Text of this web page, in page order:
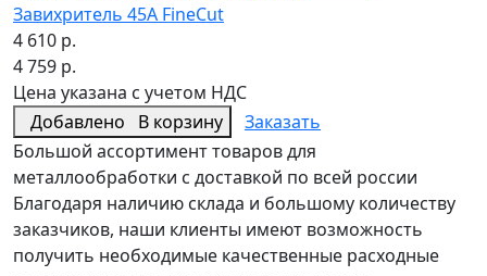
Завихритель 45А FineCut
4 610 р.
4 759 р.
Цена указана с учетом НДС
Добавлено
В корзину
Заказать
Большой ассортимент товаров для
металлообработки с доставкой по всей россии
Благодаря наличию склада и большому количеству
заказчиков, наши клиенты имеют возможность
получить необходимые качественные расходные